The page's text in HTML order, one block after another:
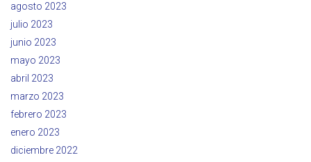
agosto 2023
julio 2023
junio 2023
mayo 2023
abril 2023
marzo 2023
febrero 2023
enero 2023
diciembre 2022